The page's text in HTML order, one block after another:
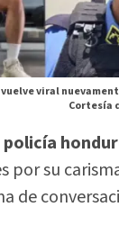
viral
Cortesía
policía
por su
de